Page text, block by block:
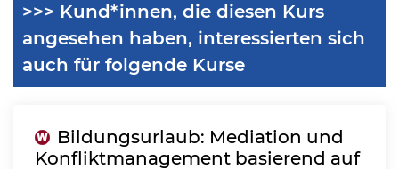
>>> Kund*innen, die diesen Kurs
angesehen haben, interessierten sich
auch für folgende Kurse
Bildungsurlaub: Mediation und
Konfliktmanagement basierend auf